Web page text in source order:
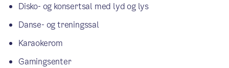
Disko- og konsertsal med lyd og lys
Danse- og treningssal
Karaokerom
Gamingsenter